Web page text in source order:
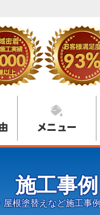
メニュー
施工事例
屋根塗替えなど施工事